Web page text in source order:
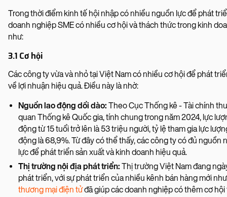
Trong thời điểm kinh tế hội nhập có nhiều nguồn lực để phát
doanh nghiệp SME có nhiều cơ hội và thách thức trong kinh
như:
3.1 Cơ hội
Các công ty vừa và nhỏ tại Việt Nam có nhiều cơ hội để phát
về lợi nhuận hiệu quả. Điều này là nhờ:
Nguồn lao động dồi dào: Theo Cục Thống kê - Tài chính
quan Thống kê Quốc gia, tính chung trong năm 2024, lực
động từ 15 tuổi trở lên là 53 triệu người, tỷ lệ tham gia lực
động là 68,9%. Từ đây có thể thấy, các công ty có đủ nguồn
lực để phát triển sản xuất và kinh doanh hiệu quả.
Thị trường nội địa phát triển: Thị trường Việt Nam đang
phát triển, với sự phát triển của nhiều kênh bán hàng mới
thương mại điện tửđã giúp các doanh nghiệp có thêm cơ hội